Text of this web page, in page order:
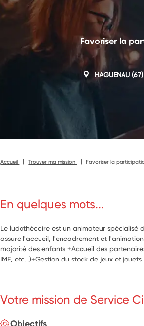
Favoriser la
HAGUENAU (67)
Accueil Trouver ma mission Favoriser la
En quelques mots...
Le ludothécaire est un animateur spécialisé
assure l'accueil, l'encadrement et
majorité des enfants +Accueil des
IME, etc…)+Gestion du stock de jeux et
Votre mission de Service
Objectifs